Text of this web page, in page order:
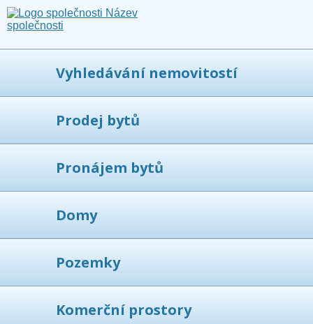
Vyhledávání nemovitostí
Prodej bytů
Pronájem bytů
Domy
Pozemky
Komerční prostory